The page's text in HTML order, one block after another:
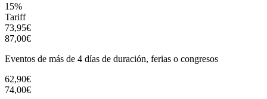
15%
Tariff
73,95€
87,00€
Eventos de más de 4 días de duración, ferias o congresos
62,90€
74,00€